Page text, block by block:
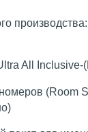
All Inclusive-
(Room